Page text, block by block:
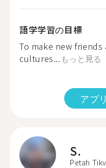
語学学習の目標
To make new
cultures... もっと見る
アプ
S.
Petah